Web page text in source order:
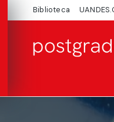
Biblioteca